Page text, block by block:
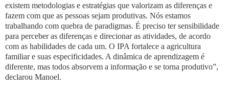
existem metodologias e estratégias que valorizam as diferenças e
fazem com que as pessoas sejam produtivas. Nós estamos
trabalhando com quebra de paradigmas. É preciso ter sensibilidade
para perceber as diferenças e direcionar as atividades, de acordo
com as habilidades de cada um. O IPA fortalece a agricultura
familiar e suas especificidades. A dinâmica de aprendizagem é
diferente, mas todos absorvem a informação e se torna produtivo”,
declarou Manoel.